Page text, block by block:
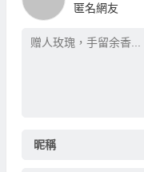
匿名網友
昵稱